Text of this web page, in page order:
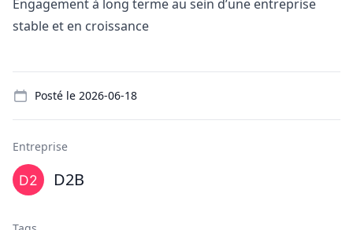
Engagement à long terme au sein d’une entreprise
stable et en croissance
Posté le 2026-06-18
Entreprise
D2B